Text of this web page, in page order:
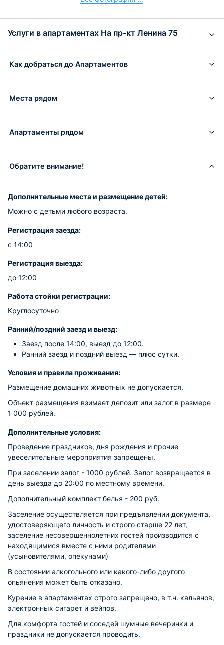
Услуги в апартаментах На пр-кт Ленина 75
Как добраться до Апартаментов
Места рядом
Апартаменты рядом
Обратите внимание!
Дополнительные места и размещение детей:
Можно с детьми любого возраста.
Регистрация заезда:
с 14:00
Регистрация выезда:
до 12:00
Работа стойки регистрации:
Круглосуточно
Ранний/поздний заезд и выезд:
Заезд после 14:00, выезд до 12:00.
Ранний заезд и поздний выезд — плюс сутки.
Условия и правила проживания:
Размещение домашних животных не допускается.
Объект размещения взимает депозит или залог в размере
1 000 рублей.
Дополнительные условия:
Проведение праздников, дня рождения и пpoчиe
увеселитeльные мeрoприятия запрещены.
При заселении залог - 1000 рублей. Залог возвращается в
день выезда до 20:00 по местному времени.
Дополнительный комплект белья - 200 руб.
Заселение осуществляется при предъявлении документа,
удостоверяющего личность и строго старше 22 лет,
заселение несовершеннолетних гостей производится с
находящимися вместе с ними родителями
(усыновителями, опекунами)
В состоянии алкогольного или какого-либо другого
опьянения может быть отказано.
Курение в апартаментах строго запрещено, в т.ч. кальянов,
электронных сигарет и вейпов.
Для комфорта гостей и соседей шумные вечеринки и
праздники не допускается проводить.